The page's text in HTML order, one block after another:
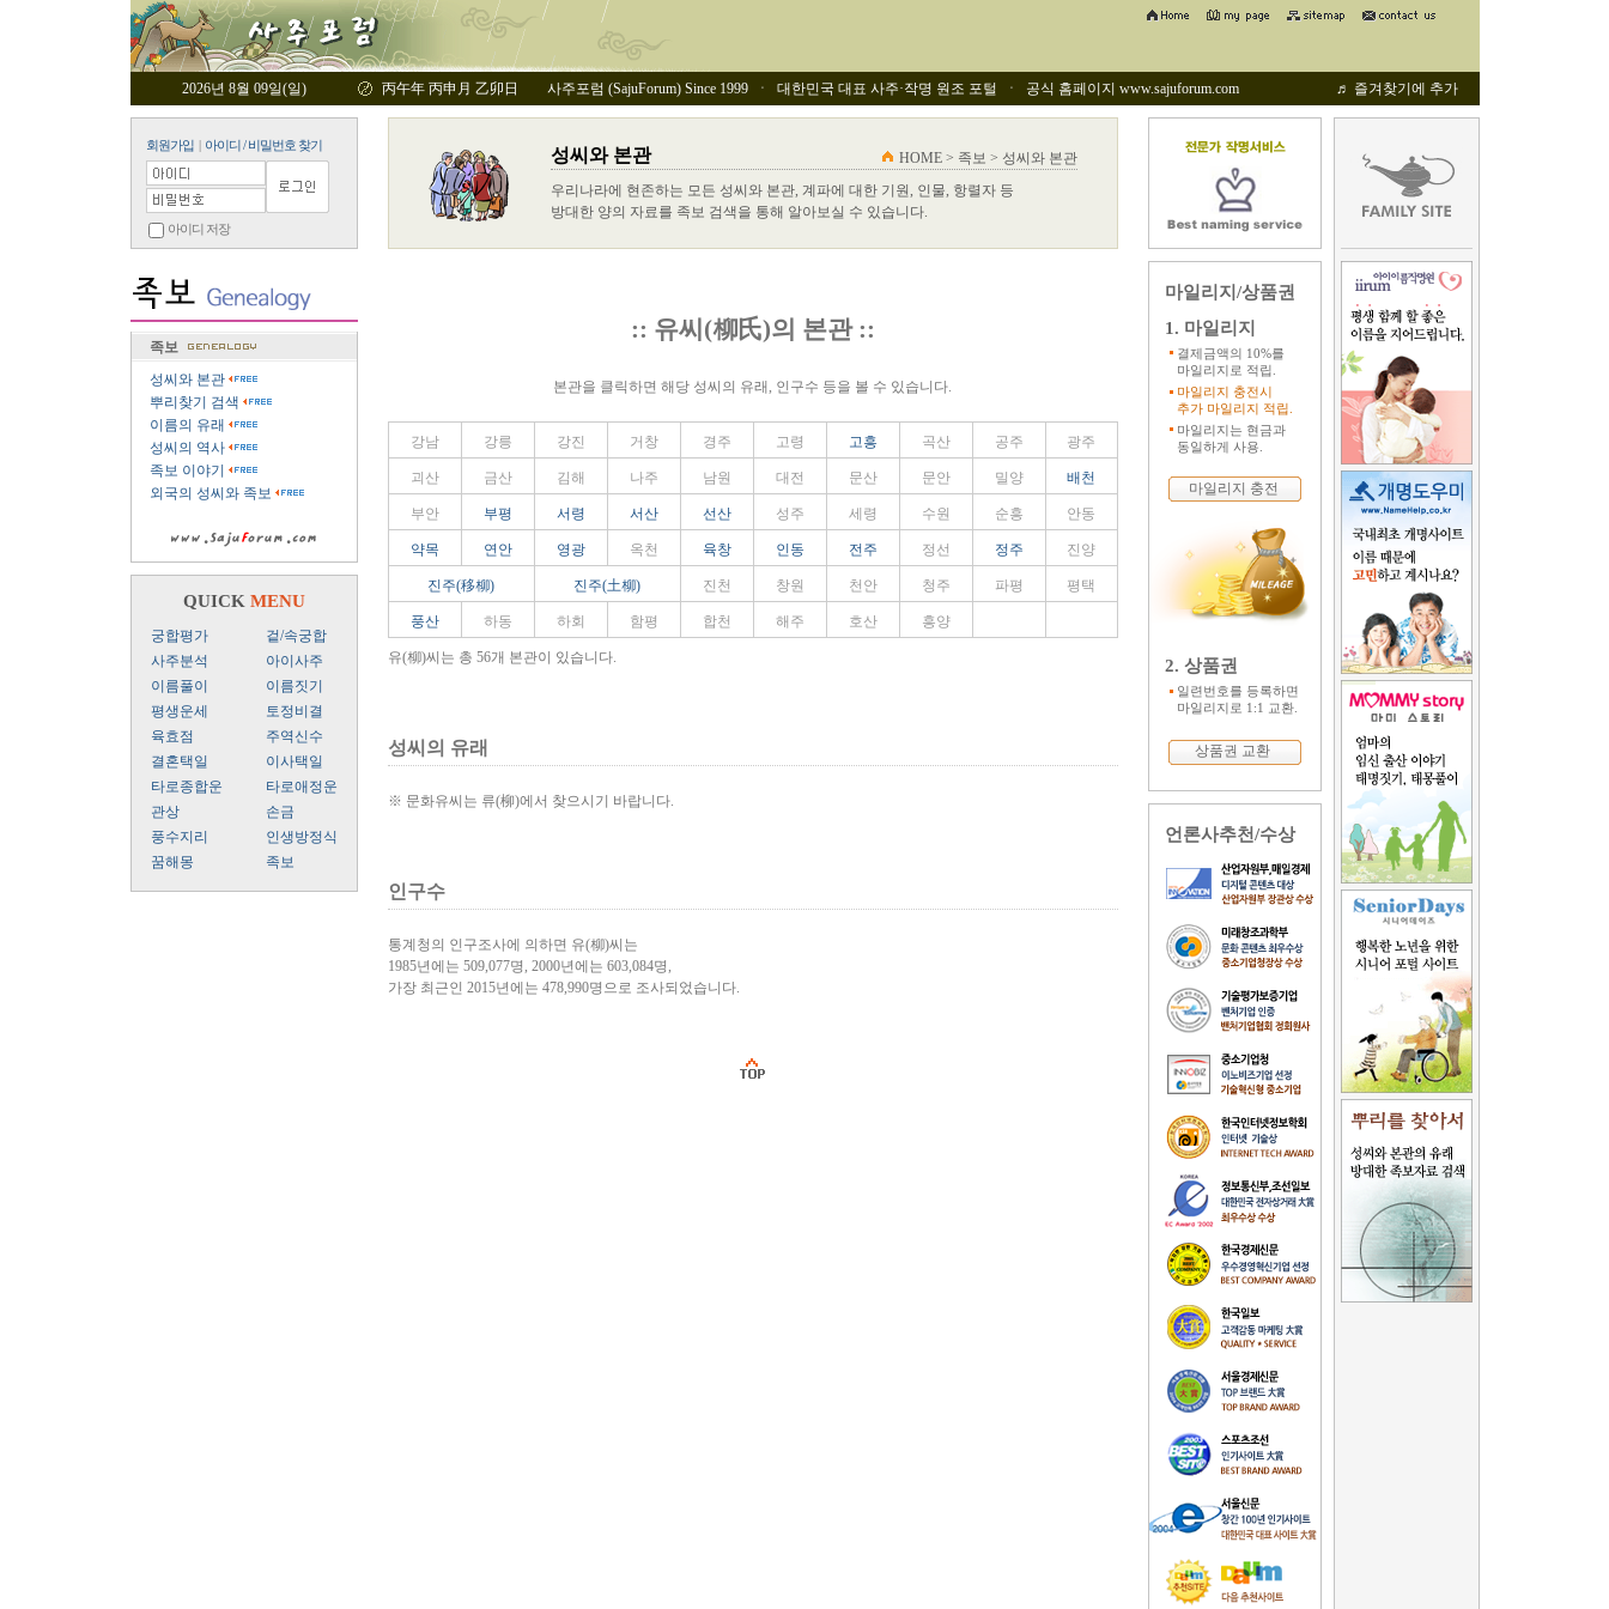
2026년 8월 09일(일) 丙午年 丙申月 乙卯日 사주포럼 (SajuForum) Since 1999 ㆍ 대한민국 대표 사주·작명 원조 포털 ㆍ 공식 홈페이지 www.sajuforum.com ♬ 즐겨찾기에 추가
회원가입| 아이디 / 비밀번호 찾기
아이디 저장
족보
성씨와 본관
뿌리찾기 검색
이름의 유래
성씨의 역사
족보 이야기
외국의 성씨와 족보
QUICK MENU
궁합평가
겉/속궁합
사주분석
아이사주
이름풀이
이름짓기
평생운세
토정비결
육효점
주역신수
결혼택일
이사택일
타로종합운
타로애정운
관상
손금
풍수지리
인생방정식
꿈해몽
족보
성씨와 본관
HOME > 족보 > 성씨와 본관
우리나라에 현존하는 모든 성씨와 본관, 계파에 대한 기원, 인물, 항렬자 등
방대한 양의 자료를 족보 검색을 통해 알아보실 수 있습니다.
:: 유씨(柳氏)의 본관 ::
본관을 클릭하면 해당 성씨의 유래, 인구수 등을 볼 수 있습니다.
강남 강릉 강진 거창 경주 고령 고흥 곡산 공주 광주
괴산 금산 김해 나주 남원 대전 문산 문안 밀양 배천
부안 부평 서령 서산 선산 성주 세령 수원 순흥 안동
약목 연안 영광 옥천 육창 인동 전주 정선 정주 진양
진주(移柳) 진주(土柳) 진천 창원 천안 청주 파평 평택
풍산 하동 하회 함평 합천 해주 호산 흥양
유(柳)씨는 총 56개 본관이 있습니다.
성씨의 유래
※ 문화유씨는 류(柳)에서 찾으시기 바랍니다.
인구수
통계청의 인구조사에 의하면 유(柳)씨는
1985년에는 509,077명, 2000년에는 603,084명,
가장 최근인 2015년에는 478,990명으로 조사되었습니다.
마일리지/상품권
1. 마일리지
결제금액의 10%를
마일리지로 적립.
마일리지 충전시
추가 마일리지 적립.
마일리지는 현금과
동일하게 사용.
마일리지 충전
2. 상품권
일련번호를 등록하면
마일리지로 1:1 교환.
상품권 교환
언론사추천/수상